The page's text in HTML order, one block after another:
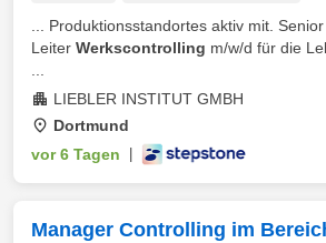
... Produktionsstandortes aktiv mit.
Leiter Werkscontrolling m/w/d für die
LIEBLER INSTITUT GMBH
Dortmund
vor 6 Tagen
Manager Controlling im